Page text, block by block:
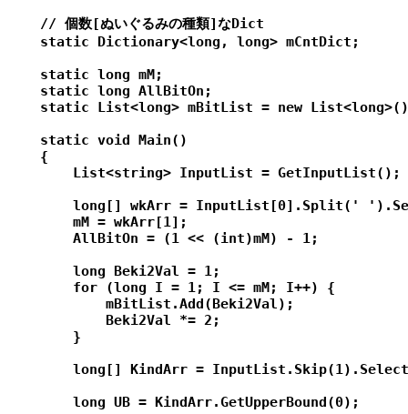
    // 個数[ぬいぐるみの種類]なDict
    static Dictionary<long, long> mCntDict;
    static long mM;
    static long AllBitOn;
static List<long> mBitList = new
    static void Main()
    {
        List<string> InputList = GetInputList();
long[] wkArr = InputList[0].Split('
        mM = wkArr[1];
        AllBitOn = (1 << (int)mM) - 1;
        long Beki2Val = 1;
        for (long I = 1; I <= mM; I++) {
            mBitList.Add(Beki2Val);
            Beki2Val *= 2;
        }
long[] KindArr =
        long UB = KindArr.GetUpperBound(0);